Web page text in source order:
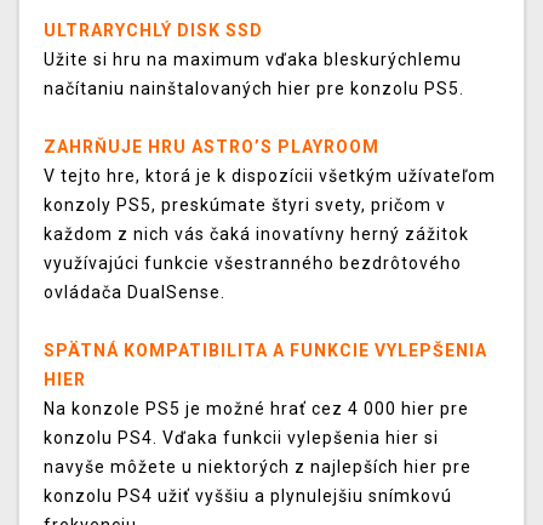
ULTRARYCHLÝ DISK SSD
Užite si hru na maximum vďaka bleskurýchlemu
načítaniu nainštalovaných hier pre konzolu PS5.
ZAHRŇUJE HRU ASTRO’S PLAYROOM
V tejto hre, ktorá je k dispozícii všetkým užívateľom
konzoly PS5, preskúmate štyri svety, pričom v
každom z nich vás čaká inovatívny herný zážitok
využívajúci funkcie všestranného bezdrôtového
ovládača DualSense.
SPÄTNÁ KOMPATIBILITA A FUNKCIE VYLEPŠENIA
HIER
Na konzole PS5 je možné hrať cez 4 000 hier pre
konzolu PS4. Vďaka funkcii vylepšenia hier si
navyše môžete u niektorých z najlepších hier pre
konzolu PS4 užiť vyššiu a plynulejšiu snímkovú